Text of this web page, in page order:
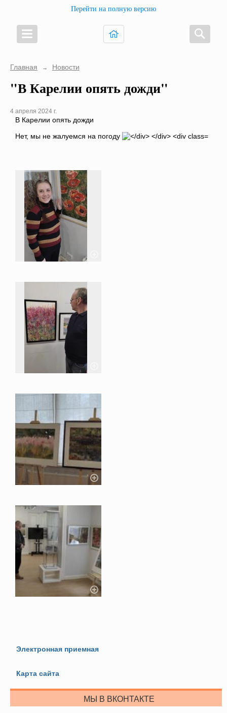
Перейти на полную версию
Главная → Новости
"В Карелии опять дожди"
4 апреля 2024 г.
В Карелии опять дожди
Нет, мы не жалуемся на погоду
Электронная приемная
Карта сайта
МЫ В ВКОНТАКТЕ